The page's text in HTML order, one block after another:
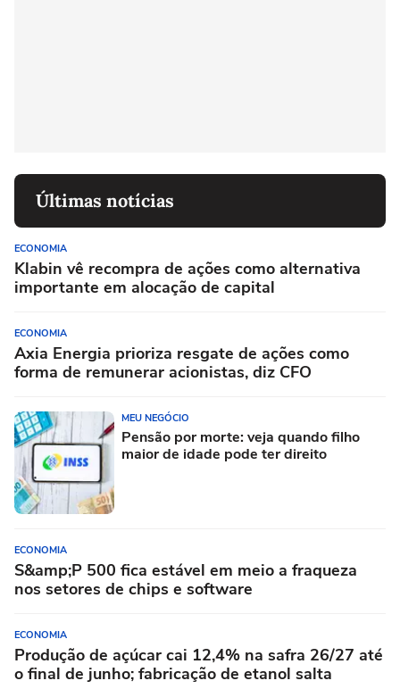
Últimas notícias
ECONOMIA
Klabin vê recompra de ações como alternativa
importante em alocação de capital
ECONOMIA
Axia Energia prioriza resgate de ações como
forma de remunerar acionistas, diz CFO
MEU NEGÓCIO
Pensão por morte: veja quando filho
maior de idade pode ter direito
ECONOMIA
S&amp;P 500 fica estável em meio a fraqueza
nos setores de chips e software
ECONOMIA
Produção de açúcar cai 12,4% na safra 26/27 até
o final de junho; fabricação de etanol salta